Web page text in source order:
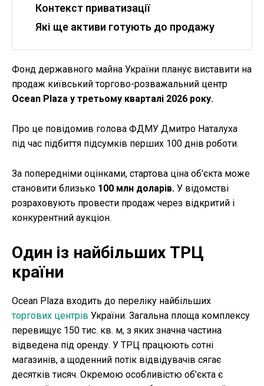
Контекст приватизації
Які ще активи готують до продажу
Фонд державного майна України планує виставити на
продаж київський торгово-розважальний центр
Ocean Plaza у третьому кварталі 2026 року.
Про це повідомив голова ФДМУ Дмитро Наталуха
під час підбиття підсумків перших 100 днів роботи.
За попередніми оцінками, стартова ціна об'єкта може
становити близько 100 млн доларів. У відомстві
розраховують провести продаж через відкритий і
конкурентний аукціон.
Один із найбільших ТРЦ
країни
Ocean Plaza входить до переліку найбільших
торгових центрів України. Загальна площа комплексу
перевищує 150 тис. кв. м, з яких значна частина
відведена під оренду. У ТРЦ працюють сотні
магазинів, а щоденний потік відвідувачів сягає
десятків тисяч. Окремою особливістю об'єкта є